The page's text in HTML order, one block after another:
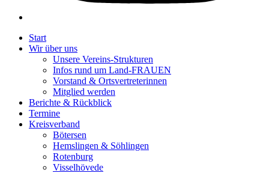
Start
Wir über uns
Unsere Vereins-Strukturen
Infos rund um Land-FRAUEN
Vorstand & Ortsvertreterinnen
Mitglied werden
Berichte & Rückblick
Termine
Kreisverband
Bötersen
Hemslingen & Söhlingen
Rotenburg
Visselhövede